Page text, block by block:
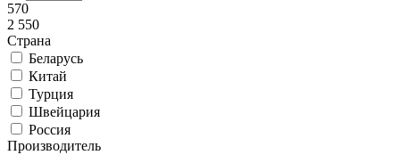
570
2 550
Страна
Беларусь
Китай
Турция
Швейцария
Россия
Производитель